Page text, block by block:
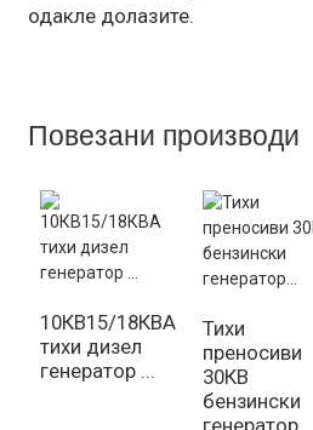
одакле долазите.
Повезани производи
10КВ15/18КВА
тихи дизел
генератор ...
Тихи
преносиви
30КВ
бензински